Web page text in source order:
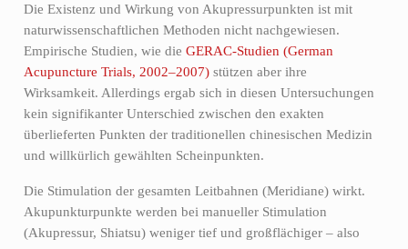
Die Existenz und Wirkung von Akupressurpunkten ist mit
naturwissenschaftlichen Methoden nicht nachgewiesen.
Empirische Studien, wie die GERAC-Studien (German
Acupuncture Trials, 2002–2007)stützen aber ihre
Wirksamkeit. Allerdings ergab sich in diesen Untersuchungen
kein signifikanter Unterschied zwischen den exakten
überlieferten Punkten der traditionellen chinesischen Medizin
und willkürlich gewählten Scheinpunkten.
Die Stimulation der gesamten Leitbahnen (Meridiane) wirkt.
Akupunkturpunkte werden bei manueller Stimulation
(Akupressur, Shiatsu) weniger tief und großflächiger – also